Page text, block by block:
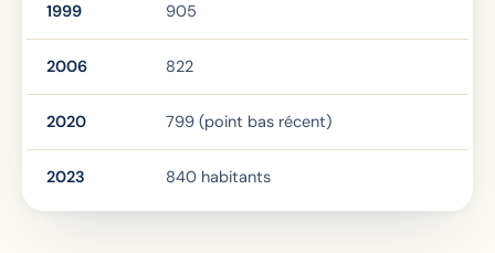
1999 905
2006 822
2020 799 (point bas récent)
2023 840 habitants